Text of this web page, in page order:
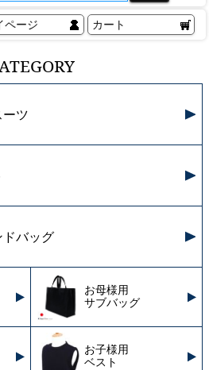
ページ カート
ーツ
ドバッグ
お母様用
サブバッグ
お子様用
ベスト